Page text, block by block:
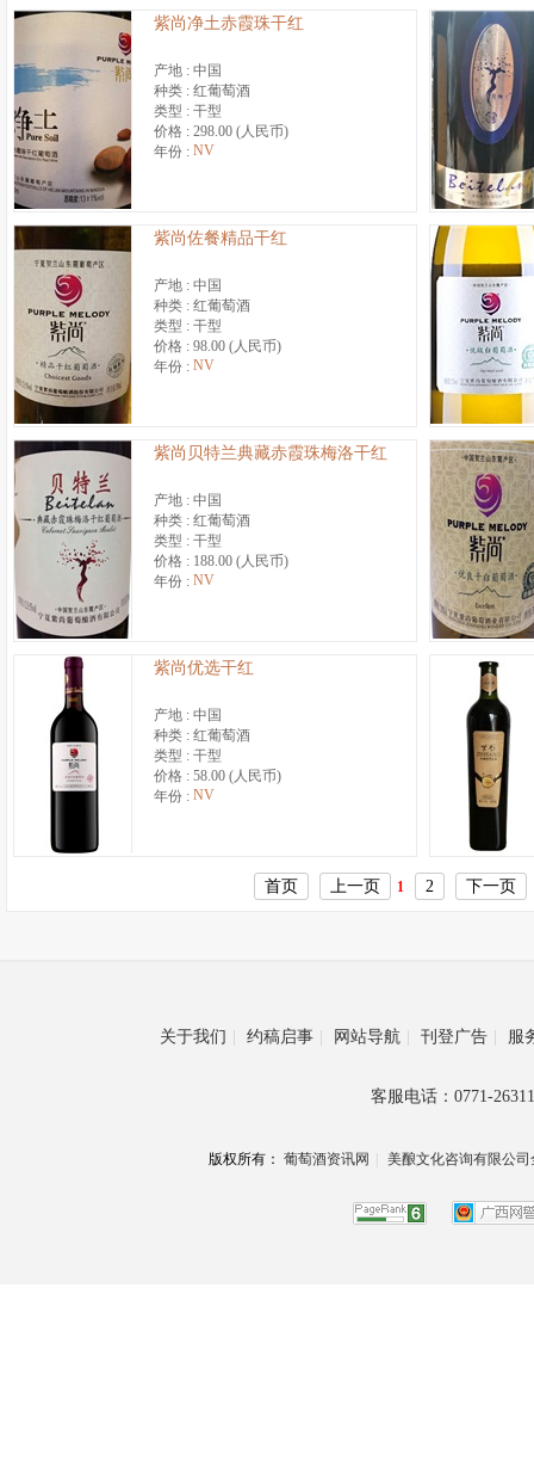
紫尚净土赤霞珠干红
产地 : 中国
种类 : 红葡萄酒
类型 : 干型
价格 : 298.00 (人民币)
年份 : NV
紫尚佐餐精品干红
产地 : 中国
种类 : 红葡萄酒
类型 : 干型
价格 : 98.00 (人民币)
年份 : NV
紫尚贝特兰典藏赤霞珠梅洛干红
产地 : 中国
种类 : 红葡萄酒
类型 : 干型
价格 : 188.00 (人民币)
年份 : NV
紫尚优选干红
产地 : 中国
种类 : 红葡萄酒
类型 : 干型
价格 : 58.00 (人民币)
年份 : NV
首页 上一页 1 2 下一页
关于我们 约稿启事 网站导航 刊登广告 服
客服电话：0771-
版权所有： 葡萄酒资讯网 美酿文化咨询有限公司